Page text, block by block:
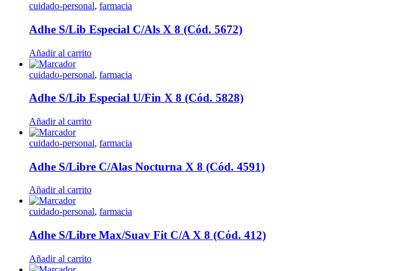
cuidado-personal, farmacia
Adhe S/Lib Especial C/Als X 8 (Cód. 5672)
Añadir al carrito
cuidado-personal, farmacia
Adhe S/Lib Especial U/Fin X 8 (Cód. 5828)
Añadir al carrito
cuidado-personal, farmacia
Adhe S/Libre C/Alas Nocturna X 8 (Cód. 4591)
Añadir al carrito
cuidado-personal, farmacia
Adhe S/Libre Max/Suav Fit C/A X 8 (Cód. 412)
Añadir al carrito